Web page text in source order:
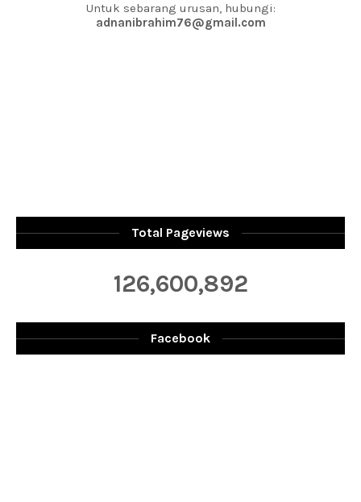
Untuk sebarang urusan, hubungi:
adnanibrahim76@gmail.com
Total Pageviews
126,600,892
Facebook